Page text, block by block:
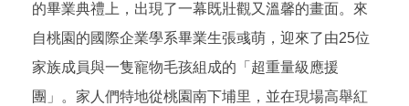
的畢業典禮上，出現了一幕既壯觀又溫馨的畫面。來
自桃園的國際企業學系畢業生張彧萌，迎來了由25位
家族成員與一隻寵物毛孩組成的「超重量級應援
團」。家人們特地從桃園南下埔里，並在現場高舉紅